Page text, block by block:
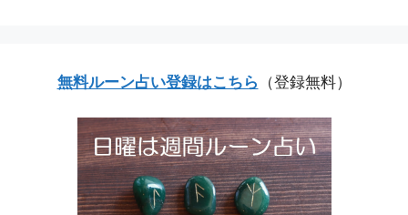
無料ルーン占い登録はこちら （登録無料）